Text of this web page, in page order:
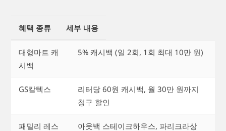
혜택 종류 세부 내용
대형마트 캐
시백
5% 캐시백 (일 2회, 1회 최대 10만 원)
GS칼텍스
리터당 60원 캐시백, 월 30만 원까지
청구 할인
패밀리 레스 아웃백 스테이크하우스, 파리크라상